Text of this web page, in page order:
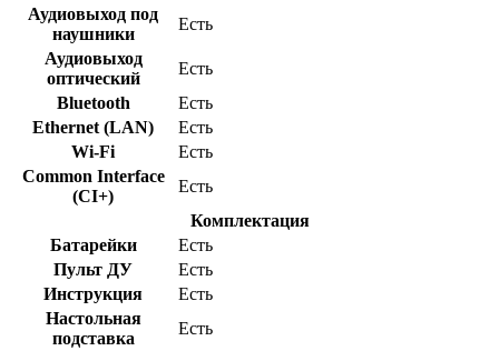
Аудиовыход под
наушники
Есть
Аудиовыход
оптический
Есть
Bluetooth
Есть
Ethernet (LAN)
Есть
Wi-Fi
Есть
Common Interface
(CI+)
Есть
Комплектация
Батарейки
Есть
Пульт ДУ
Есть
Инструкция
Есть
Настольная
подставка
Есть